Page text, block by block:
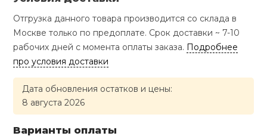
Скамьи
рамы
Машины
Барбекю
Обувь для
Ремни
Бутылки для
игры
комплексы и
стенки
сувениры
Отгрузка данного товара производится со склада в
Москве только по предоплате. Срок доставки ~ 7-10
рабочих дней с момента оплаты заказа. Подробнее
про условия доставки
Дата обновления остатков и цены:
8 августа 2026
Варианты оплаты